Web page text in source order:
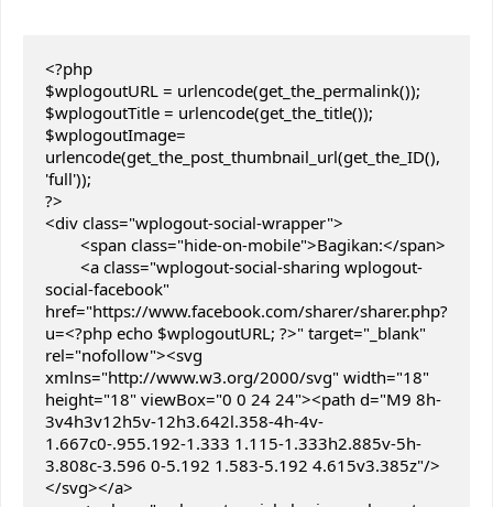
<?php
$wplogoutURL = urlencode(get_the_permalink());
$wplogoutTitle = urlencode(get_the_title());
$wplogoutImage=
urlencode(get_the_post_thumbnail_url(get_the_ID(),
'full'));
?>
<div class="wplogout-social-wrapper">
social-facebook"
href="https://www.facebook.com/sharer/sharer.php?
u=<?php echo $wplogoutURL; ?>" target="_blank"
rel="nofollow"><svg
xmlns="http://www.w3.org/2000/svg" width="18"
height="18" viewBox="0 0 24 24"><path d="M9 8h-
3v4h3v12h5v-12h3.642l.358-4h-4v-
1.667c0-.955.192-1.333 1.115-1.333h2.885v-5h-
3.808c-3.596 0-5.192 1.583-5.192 4.615v3.385z"/>
</svg></a>